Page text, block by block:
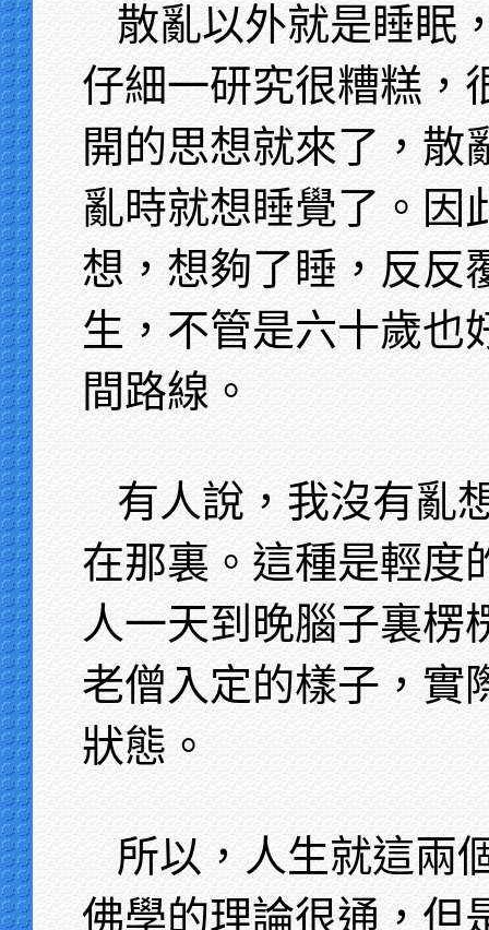
散亂以外就是睡眠
仔細一研究很糟糕，
開的思想就來了，散
亂時就想睡覺了。因
想，想夠了睡，反反
生，不管是六十歲也
間路線。
有人說，我沒有亂
在那裏。這種是輕度
人一天到晚腦子裏楞
老僧入定的樣子，實
狀態。
所以，人生就這兩
佛學的理論很通，但